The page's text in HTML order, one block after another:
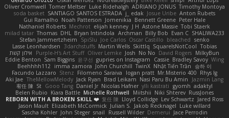
Oliver Cromwell Tomer Meltser Luke Ridehalgh ADRIANO JONUS Timothy Montoya
soda basket SANTIAGO SANTOS ESTRADA j_ edak Josue Uribe Anton Rubets
Gui Ramalho Noah Patterson Jomenikia Bennett Greene Peter Hale
Nathaniel Roberts Mechrot elijah kenney J H Astone Massie Tobi Staerk
milad tatar Thomas DHL Bryan Intindola Archman Billy Bob Evan C SHALIWA233
Stefan Jammertzheim
SpiSlu Joe Carlos Oscar Castillo bleached senko
Lasse Leonhardsen 3darchstuffs Martin Wells Skittlq SquareIsNotCool Tobias
אילון קשת
Purple-H's Art Stuff Oliver Lemke Josh No No David Rogers MilkyBun
Eddie Benton Sam Biggins 윤구선 gupries on Instagram Cassie Bradley Savoy Wing
Beehhhh112 imma zamora John Churchill TwinX Nhật Tiến Trần
승하 이
Facundo Lazzaro Stenz Filomeno Saraiva logan pratt Mr.Misterio 400 Rhys lg
Aki Jae TheMellowMelody Jack Ryan Brad Leikam Nasi Paru Bu Amin
Jazmin Lang
宥任 陳 St Gooo Tang Daniel Jr Nicolas Hafner ylli kastrati gyomh adaktyl
Belen Rubio Kiara Battle Michelle Rothwell Miitshii Niki Shterev RussJones
REBORN WITH A BROKEN SKILL ❤️ 复任 陳 Lloyd Collidge Lev Schwartz Jared Ross
Jason Mault Elizabeth McCormick Julian S. Jakob Recknagel Luke willard
Sascha Kohler John Steger snail Russell Wilder Demerui Jace Perrodin